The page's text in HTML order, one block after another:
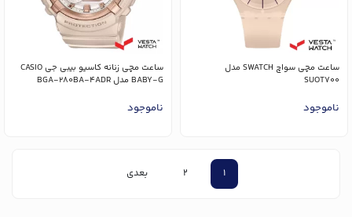
ساعت مچی سواچ SWATCH مدل
SUOT700
ناموجود
ساعت مچی زنانه کاسیو بیبی جی CASIO
BABY-G مدل BGA-280BA-4ADR
ناموجود
1
2 بعدی